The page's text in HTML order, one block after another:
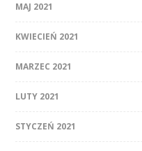
MAJ 2021
KWIECIEŃ 2021
MARZEC 2021
LUTY 2021
STYCZEŃ 2021